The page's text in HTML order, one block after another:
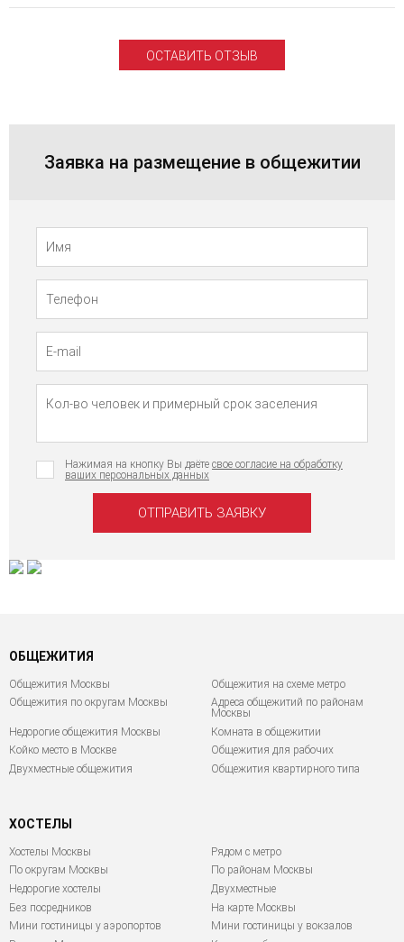
ОСТАВИТЬ ОТЗЫВ
Заявка на размещение в общежитии
Нажимая на кнопку Вы даёте свое согласие на обработку
ваших персональных данных
ОБЩЕЖИТИЯ
Общежития Москвы
Общежития на схеме метро
Общежития по округам Москвы
Адреса общежитий по районам
Москвы
Недорогие общежития Москвы
Комната в общежитии
Койко место в Москве
Общежития для рабочих
Двухместные общежития
Общежития квартирного типа
ХОСТЕЛЫ
Хостелы Москвы
По округам Москвы
Недорогие хостелы
Без посредников
Мини гостиницы у аэропортов
Рядом с метро
По районам Москвы
Двухместные
На карте Москвы
Мини гостиницы у вокзалов